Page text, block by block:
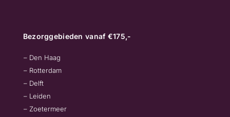
Bezorggebieden vanaf €175,-
– Den Haag
– Rotterdam
– Delft
– Leiden
– Zoetermeer